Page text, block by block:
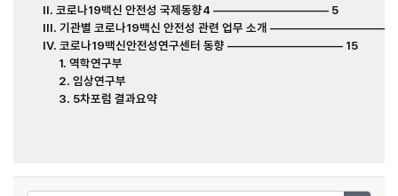
II. 코로나19백신 안전성 국제동향4 ―――――――――― 5
III. 기관별 코로나19백신 안전성 관련 업무 소개 ――――――――――
IV. 코로나19백신안전성연구센터 동향 ―――――――――― 15
1. 역학연구부
2. 임상연구부
3. 5차포럼 결과요약